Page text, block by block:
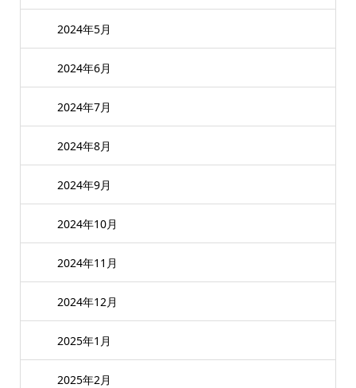
2024年5月
2024年6月
2024年7月
2024年8月
2024年9月
2024年10月
2024年11月
2024年12月
2025年1月
2025年2月